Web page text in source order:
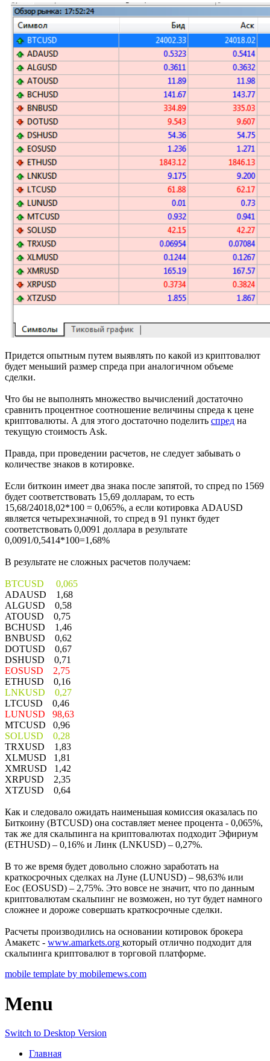
Придется опытным путем выявлять по какой из криптовалют
будет меньший размер спреда при аналогичном объеме
сделки.
Что бы не выполнять множество вычислений достаточно
сравнить процентное соотношение величины спреда к цене
криптовалюты. А для этого достаточно поделить спред на
текущую стоимость Ask.
Правда, при проведении расчетов, не следует забывать о
количестве знаков в котировке.
Если биткоин имеет два знака после запятой, то спред по 1569
будет соответствовать 15,69 долларам, то есть
15,68/24018,02*100 = 0,065%, а если котировка ADAUSD
является четырехзначной, то спред в 91 пункт будет
соответствовать 0,0091 доллара в результате
0,0091/0,5414*100=1,68%
В результате не сложных расчетов получаем:
BTCUSD 0,065
ADAUSD 1,68
ALGUSD 0,58
ATOUSD 0,75
BCHUSD 1,46
BNBUSD 0,62
DOTUSD 0,67
DSHUSD 0,71
EOSUSD 2,75
ETHUSD 0,16
LNKUSD 0,27
LTCUSD 0,46
LUNUSD 98,63
MTCUSD 0,96
SOLUSD 0,28
TRXUSD 1,83
XLMUSD 1,81
XMRUSD 1,42
XRPUSD 2,35
XTZUSD 0,64
Как и следовало ожидать наименьшая комиссия оказалась по
Биткоину (BTCUSD) она составляет менее процента - 0,065%,
так же для скальпинга на криптовалютах подходит Эфириум
(ETHUSD) – 0,16% и Линк (LNKUSD) – 0,27%.
В то же время будет довольно сложно заработать на
краткосрочных сделках на Луне (LUNUSD) – 98,63% или
Еос (EOSUSD) – 2,75%. Это вовсе не значит, что по данным
криптовалютам скальпинг не возможен, но тут будет намного
сложнее и дороже совершать краткосрочные сделки.
Расчеты производились на основании котировок брокера
Амакетс - www.amarkets.org который отлично подходит для
скальпинга криптовалют в торговой платформе.
mobile template by mobilemews.com
Menu
Switch to Desktop Version
Главная